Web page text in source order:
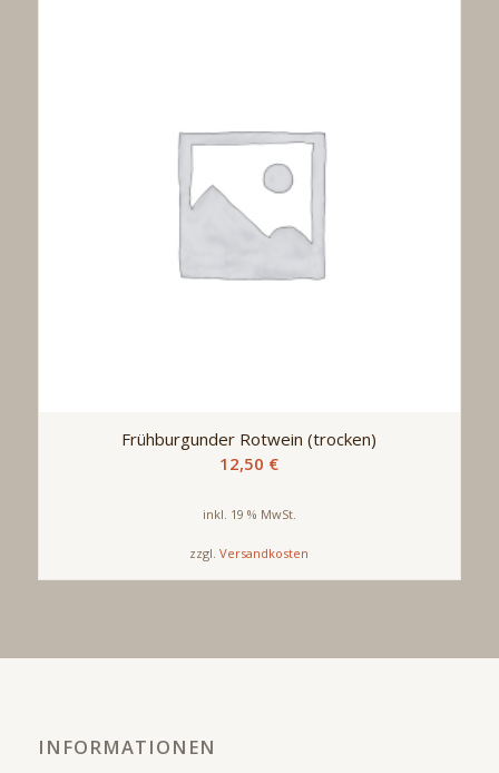
Frühburgunder Rotwein (trocken)
12,50 €
inkl. 19 % MwSt.
zzgl.Versandkosten
INFORMATIONEN